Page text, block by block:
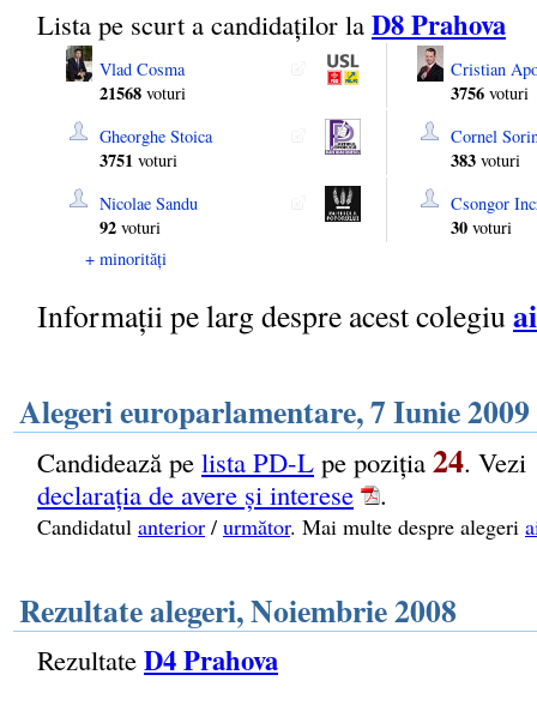
Lista pe scurt a candidaților la D8 Prahova
Vlad Cosma
21568 voturi
Cristian
3756 voturi
Gheorghe Stoica
3751 voturi
Cornel
383 voturi
Nicolae Sandu
92 voturi
Csongor
30 voturi
+ minorități
Informații pe larg despre acest colegiu
Alegeri europarlamentare, 7 Iunie 2009
Candidează pe lista PD-L pe poziția 24. Vezi
declarația de avere și interese
.
Candidatul anterior / următor. Mai multe despre alegeri
Rezultate alegeri, Noiembrie 2008
Rezultate D4 Prahova